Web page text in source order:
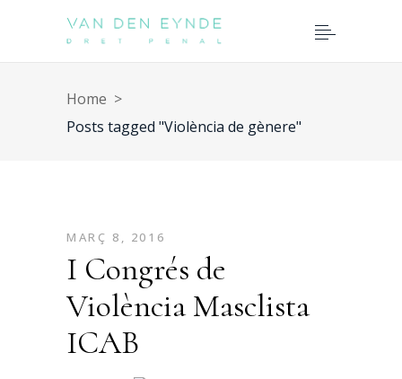
Home >
Posts tagged "Violència de gènere"
MARÇ 8, 2016
I Congrés de
Violència Masclista
ICAB